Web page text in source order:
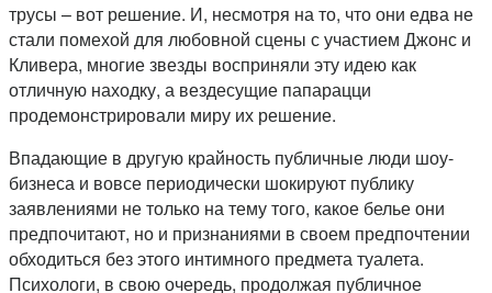
трусы – вот решение. И, несмотря на то, что они едва не
стали помехой для любовной сцены с участием Джонс и
Кливера, многие звезды восприняли эту идею как
отличную находку, а вездесущие папарацци
продемонстрировали миру их решение.
Впадающие в другую крайность публичные люди шоу-
бизнеса и вовсе периодически шокируют публику
заявлениями не только на тему того, какое белье они
предпочитают, но и признаниями в своем предпочтении
обходиться без этого интимного предмета туалета.
Психологи, в свою очередь, продолжая публичное